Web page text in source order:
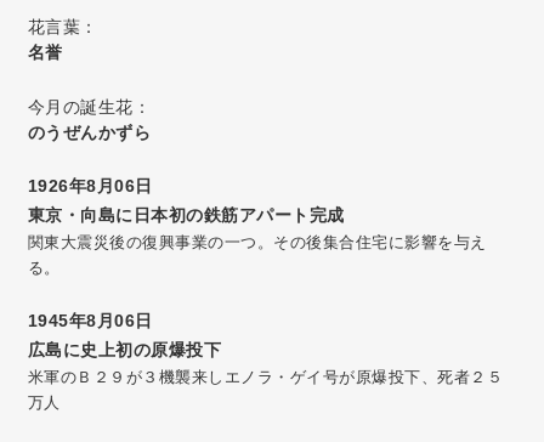
花言葉：
名誉
今月の誕生花：
のうぜんかずら
1926年8月06日
東京・向島に日本初の鉄筋アパート完成
関東大震災後の復興事業の一つ。その後集合住宅に影響を与え
る。
1945年8月06日
広島に史上初の原爆投下
米軍のＢ２９が３機襲来しエノラ・ゲイ号が原爆投下、死者２５
万人